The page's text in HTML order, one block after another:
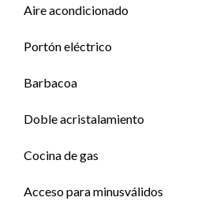
Aire acondicionado
Portón eléctrico
Barbacoa
Doble acristalamiento
Cocina de gas
Acceso para minusválidos